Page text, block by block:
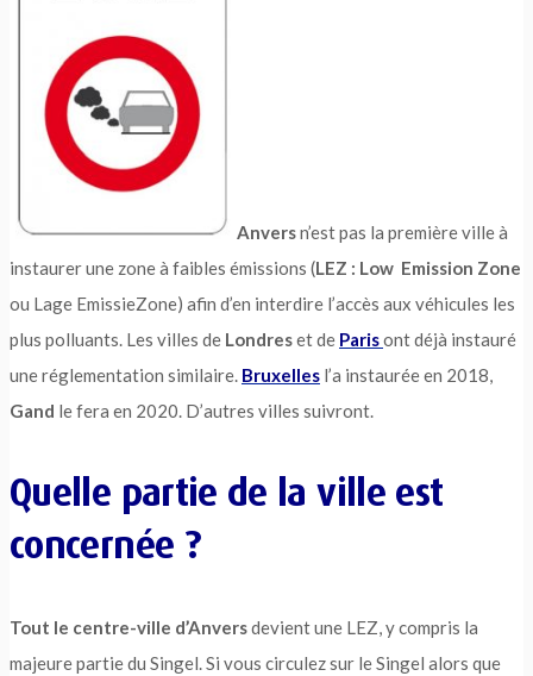
Anversn’est pas la première ville à
instaurer une zone à faibles émissions (LEZ : Low Emission Zone
ou Lage EmissieZone) afin d’en interdire l’accès aux véhicules les
plus polluants. Les villes de Londreset de Parisont déjà instauré
une réglementation similaire. Bruxelles l’a instaurée en 2018,
Gand le fera en 2020. D’autres villes suivront.
Quelle partie de la ville est
concernée ?
Tout le centre-ville d’Anversdevient une LEZ, y compris la
majeure partie du Singel. Si vous circulez sur le Singel alors que